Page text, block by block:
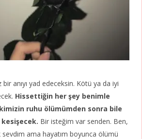
bir anıyı yad edeceksin. Kötü ya da iyi
Hissettiğin her şey benimle
ruhu ölümümden sonra bile
Bir isteğim var senden. Ben,
ama hayatım boyunca ölümü